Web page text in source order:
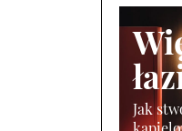
Jak